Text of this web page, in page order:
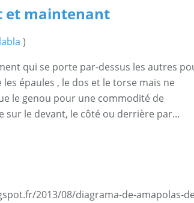
et maintenant
)
qui se porte par-dessus les autres
épaules , le dos et le torse mais ne
le genou pour une commodité de
sur le devant, le côté ou derrière par...
2013/08/diagrama-de-amapolas-